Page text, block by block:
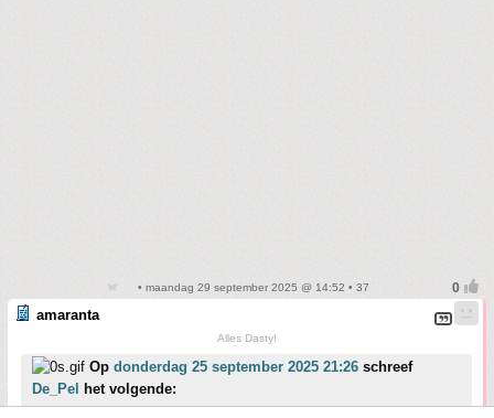
• maandag 29 september 2025 @ 14:52 • 37
amaranta
Alles Dasty!
Op donderdag 25 september 2025 21:26 schreef
De_Pel
het volgende: